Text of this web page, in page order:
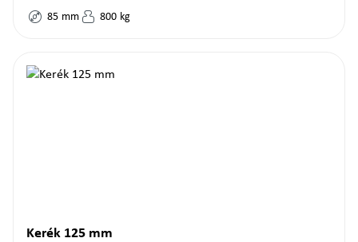
85 mm 800 kg
Kerék 125 mm